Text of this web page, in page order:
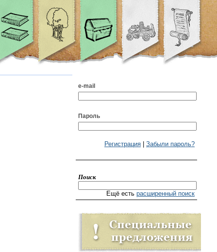
e-mail
Пароль
Регистрация Забыли пароль?
Поиск
Ещё есть расширенный поиск